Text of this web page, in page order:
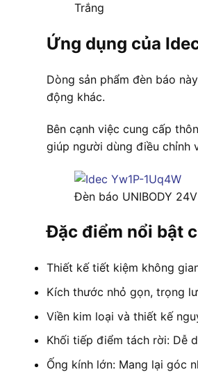
Trắng
Ứng dụng của
Dòng sản phẩm đèn báo
động khác.
Bên cạnh việc cung cấp
giúp người dùng điều chỉnh
Đèn báo UNIBODY
Đặc điểm nổi bật
Thiết kế tiết kiệm không
Kích thước nhỏ gọn, trọng
Viền kim loại và thiết kế
Khối tiếp điểm tách rời: Dễ
Ống kính lớn: Mang lại góc